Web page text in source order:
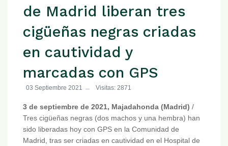
de Madrid liberan tres
cigüeñas negras criadas
en cautividad y
marcadas con GPS
03 Septiembre 2021 Visitas: 2871
3 de septiembre de 2021, Majadahonda (Madrid) /
Tres cigüeñas negras (dos machos y una hembra) han
sido liberadas hoy con GPS en la Comunidad de
Madrid, tras ser criadas en cautividad en el Hospital de